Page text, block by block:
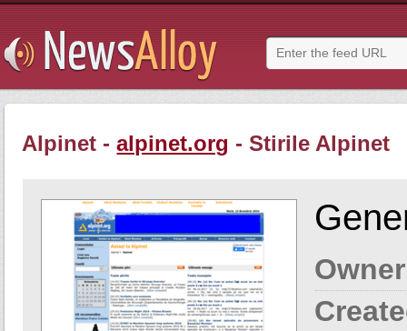
Alpinet -alpinet.org - Stirile Alpinet